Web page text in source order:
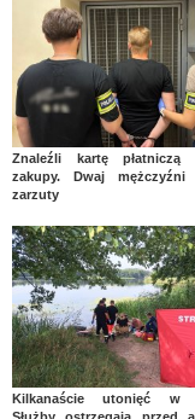
Znaleźli kartę
zakupy. Dwaj mężczyźni
zarzuty
Kilkanaście utonięć w